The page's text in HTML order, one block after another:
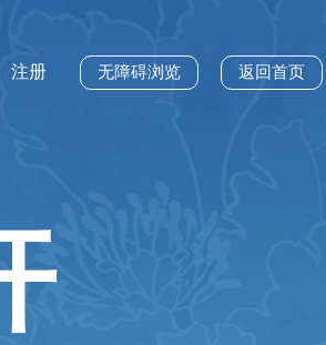
返回首页
无障碍浏览
注册